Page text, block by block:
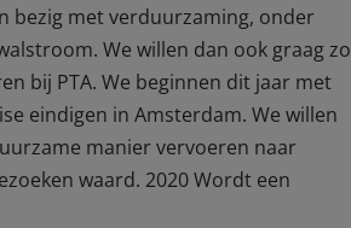
bezig met verduurzaming, onder
We willen dan ook graag zo
bij PTA. We beginnen dit jaar met
eindigen in Amsterdam. We willen
manier vervoeren naar
waard. 2020 Wordt een